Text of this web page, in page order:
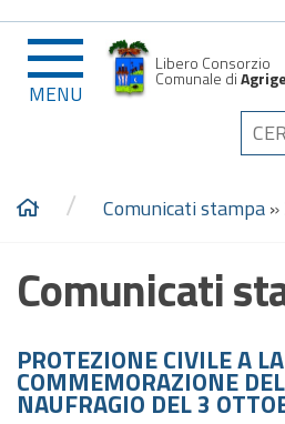
MENU
Libero Consorzio
Comunale di
/ Comunicati stampa»
Comunicati
PROTEZIONE CIVILE A
COMMEMORAZIONE
NAUFRAGIO DEL 3